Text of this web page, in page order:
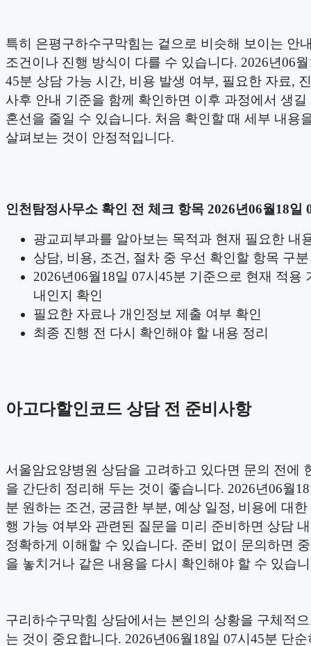
특히 은평구하수구막힘는 겉으로 비슷해 보이는 안
조건이나 진행 방식이 다를 수 있습니다. 2026년06
45분 상담 가능 시간, 비용 발생 여부, 필요한 자료,
사후 안내 기준을 함께 확인하면 이후 과정에서 생길
혼선을 줄일 수 있습니다. 처음 확인할 때 세부 내용
살펴보는 것이 안정적입니다.
인천탐정사무소 확인 전 체크 항목 2026년06월18일
광교피부과를 알아보는 목적과 현재 필요한 내
상담, 비용, 조건, 절차 중 우선 확인할 항목 구분
2026년06월18일 07시45분 기준으로 현재 적용
내인지 확인
필요한 자료나 개인정보 제출 여부 확인
최종 진행 전 다시 확인해야 할 내용 정리
아고다할인코드 상담 전 준비사항
서울암요양병원 상담을 고려하고 있다면 문의 전에
을 간단히 정리해 두는 것이 좋습니다. 2026년06월
분 원하는 조건, 궁금한 부분, 예상 일정, 비용에 대한
행 가능 여부와 관련된 질문을 미리 준비하면 상담
정확하게 이해할 수 있습니다. 준비 없이 문의하면
을 놓치거나 같은 내용을 다시 확인해야 할 수 있습
구리하수구막힘 상담에서는 본인의 상황을 구체적
는 것이 중요합니다. 2026년06월18일 07시45분 단